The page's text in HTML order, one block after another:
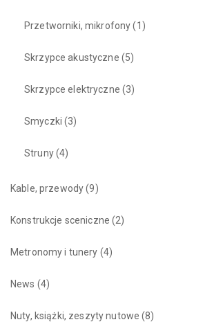
Przetworniki, mikrofony(1)
Skrzypce akustyczne (5)
Skrzypce elektryczne (3)
Smyczki (3)
Struny(4)
Kable, przewody(9)
Konstrukcje sceniczne (2)
Metronomy i tunery (4)
News (4)
Nuty, książki, zeszyty nutowe (8)